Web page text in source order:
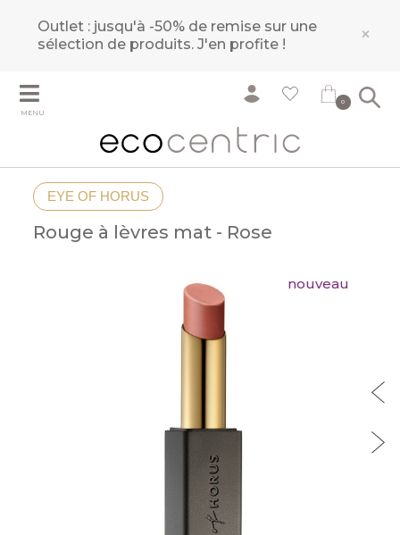
Outlet : jusqu'à -50% de remise sur une
sélection de produits.J'en profite ! ×
MENU
0
EYE OF HORUS
Rouge à lèvres mat - Rose
nouveau